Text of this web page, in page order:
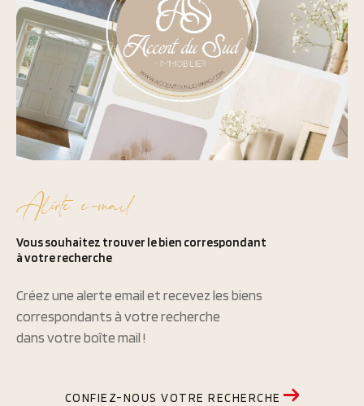
Alerte e-mail
Vous souhaitez trouver le bien correspondant
à votre recherche
Créez une alerte email et recevez les biens
correspondants à votre recherche
dans votre boîte mail !
CONFIEZ-NOUS VOTRE RECHERCHE